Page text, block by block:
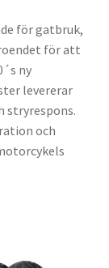
för gatbruk,
för att
ny
levererar
stryrespons.
och